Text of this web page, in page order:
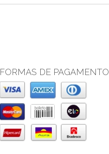
FORMAS DE PAGAMENTO